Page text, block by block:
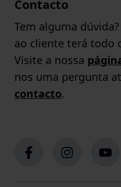
Contacto
Tem alguma
ao cliente terá todo
Visite a nossa
nos uma pergunta
contacto.